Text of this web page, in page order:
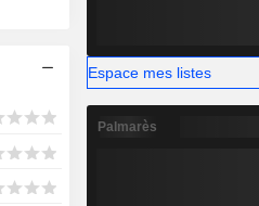
Espace mes listes
Palmarès